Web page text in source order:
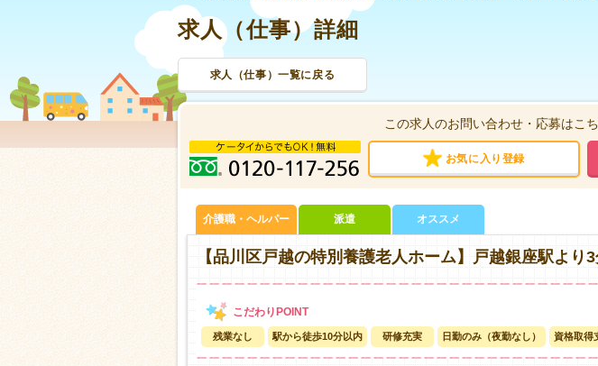
求人（仕事）詳細
求人（仕事）一覧に戻る
この求人のお問い合わせ・応募はこ
お気に入り登録
介護職・ヘルパー 派遣 オススメ
【品川区戸越の特別養護老人ホーム】戸越銀座駅よ
残業なし 駅から徒歩10分以内 研修充実 日勤のみ（夜勤なし） 資格取得